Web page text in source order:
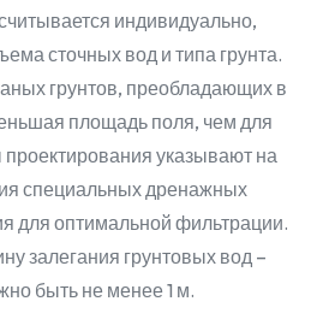
индивидуально,
сточных вод и типа грунта.
грунтов, преобладающих в
площадь поля, чем для
указывают на
специальных дренажных
для оптимальной фильтрации.
залегания грунтовых вод –
быть не менее 1 м.